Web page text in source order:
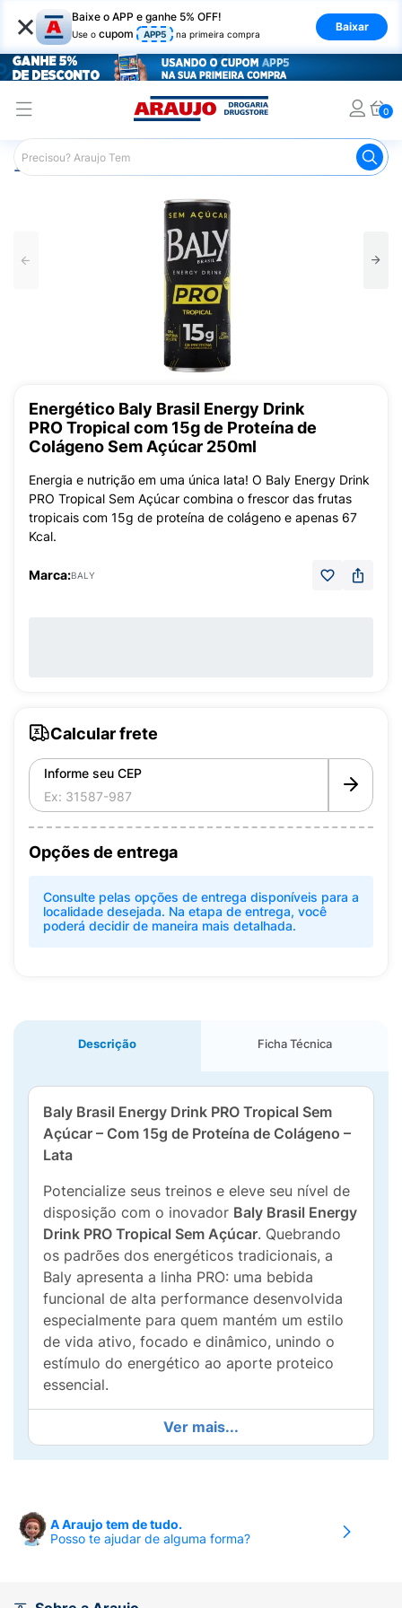
× Baixe o APP e ganhe 5% OFF!
Use o cupom APP5 na primeira compra
Baixar
0
Araujo Nutrição Saudável Suplementos Esportivos
Energético Baly Brasil Energy Drink
PRO Tropical com 15g de Proteína de
Colágeno Sem Açúcar 250ml
Energia e nutrição em uma única lata! O Baly Energy Drink
PRO Tropical Sem Açúcar combina o frescor das frutas
tropicais com 15g de proteína de colágeno e apenas 67
Kcal.
Marca:BALY
Calcular frete
Informe seu CEP
Opções de entrega
Consulte pelas opções de entrega disponíveis para a
localidade desejada. Na etapa de entrega, você
poderá decidir de maneira mais detalhada.
Descrição Ficha Técnica
Baly Brasil Energy Drink PRO Tropical Sem
Açúcar – Com 15g de Proteína de Colágeno –
Lata
Potencialize seus treinos e eleve seu nível de
disposição com o inovador Baly Brasil Energy
Drink PRO Tropical Sem Açúcar. Quebrando
os padrões dos energéticos tradicionais, a
Baly apresenta a linha PRO: uma bebida
funcional de alta performance desenvolvida
especialmente para quem mantém um estilo
de vida ativo, focado e dinâmico, unindo o
estímulo do energético ao aporte proteico
essencial.
Energia pura com 15g de Proteína de
Colágeno, Zero Açúcar e apenas 67 Kcal:O
grande diferencial do Baly PRO Tropical está
auxiliando diretamente na ingestão diária de
proteínas de forma prática e muito
Ver mais...
A Araujo tem de tudo.
Posso te ajudar de alguma forma?